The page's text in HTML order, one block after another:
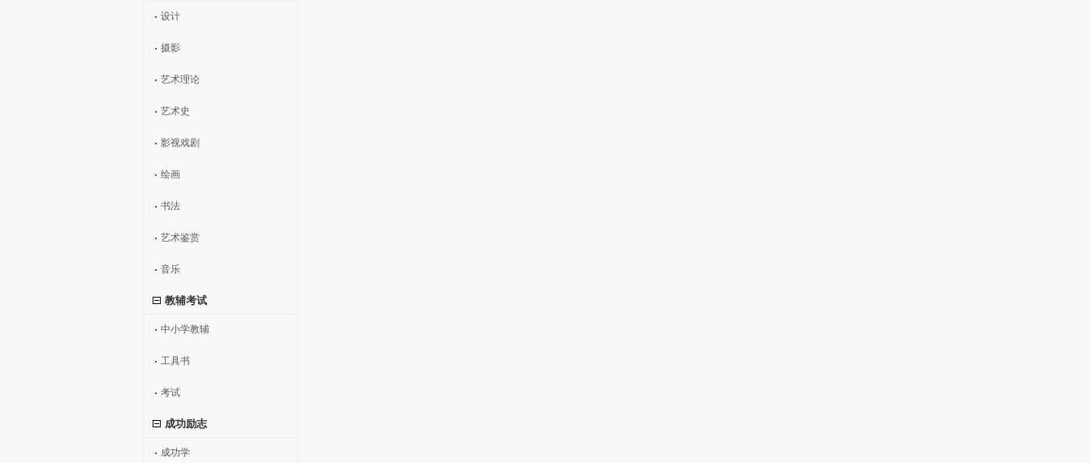
设计
摄影
艺术理论
艺术史
影视戏剧
绘画
书法
艺术鉴赏
音乐
教辅考试
中小学教辅
工具书
考试
成功励志
成功学